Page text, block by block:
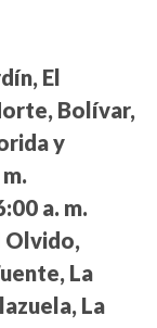
El
Bolívar,
y
a. m.
Olvido,
La
La